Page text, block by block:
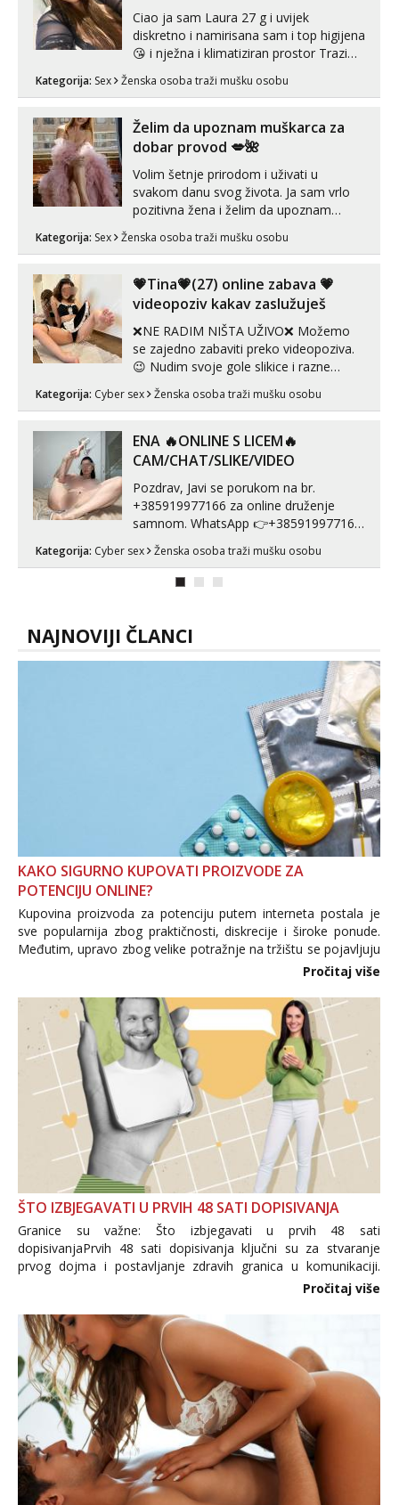
Ciao ja sam Laura 27 g i uvijek
diskretno i namirisana sam i top higijena
😘 i nježna i klimatiziran prostor Trazim
Pusenje i gutanje sperme Erotsko rublje
tijelu Iskljucivo neradim analni !!! I
neljubim se Wha...
Kategorija: Sex Ženska osoba traži mušku osobu
Želim da upoznam muškarca za
dobar provod 💋🌺
Volim šetnje prirodom i uživati u
svakom danu svog života. Ja sam vrlo
pozitivna žena i želim da upoznam
može i nešto više.💋🌺 Klikni na link
Kategorija: Sex Ženska osoba traži mušku osobu
💗Tina💗(27) online zabava 💗
videopoziv kakav zaslužuješ
❌NE RADIM NIŠTA UŽIVO❌ Možemo
se zajedno zabaviti preko videopoziva.
😉 Nudim svoje gole slikice i razne
videouradke. 🤩 Za online zabavu pošalji
poruku na Whatsapp, Telegram ili Viber.
autentičnosti možeš me vidjeti na
videopozivu. 😉 S vama sam vec 5 ...
Kategorija: Cyber sex Ženska osoba traži mušku osobu
ENA 🔥ONLINE S LICEM🔥
CAM/CHAT/SLIKE/VIDEO
Pozdrav, Javi se porukom na br.
+385919977166 za online druženje
samnom. WhatsApp 👉+385919977166
Telegram 👉@enafriedrichkis Radim
videopozive s licem, solo i s partnerom,
kolegicama (Tina&Natali), razne
seksa, puš...
Kategorija: Cyber sex Ženska osoba traži mušku osobu
NAJNOVIJI ČLANCI
KAKO SIGURNO KUPOVATI PROIZVODE ZA
POTENCIJU ONLINE?
Kupovina proizvoda za potenciju putem interneta postala je
sve popularnija zbog praktičnosti, diskrecije i široke ponude.
Međutim, upravo zbog velike potražnje na tržištu se pojavljuju
i brojni krivotvoreni proizvodi, nepouzdane internetske
Pročitaj više
ŠTO IZBJEGAVATI U PRVIH 48 SATI DOPISIVANJA
Granice su važne: Što izbjegavati u prvih 48 sati
dopisivanjaPrvih 48 sati dopisivanja ključni su za stvaranje
prvog dojma i postavljanje zdravih granica u komunikaciji.
Važno je izbjeći prebrzo otkrivanje osobnih ili intimnih
informacija, jer nepoznata osoba još nije zaslužila to
povjerenje. Takođe...
Pročitaj više